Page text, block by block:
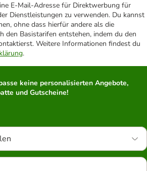
E-Mail-Adresse für Direktwerbung für
Dienstleistungen zu verwenden. Du kannst
ohne dass hierfür andere als die
den Basistarifen entstehen, indem du den
Weitere Informationen findest du
.
keine personalisierten Angebote,
und Gutscheine!